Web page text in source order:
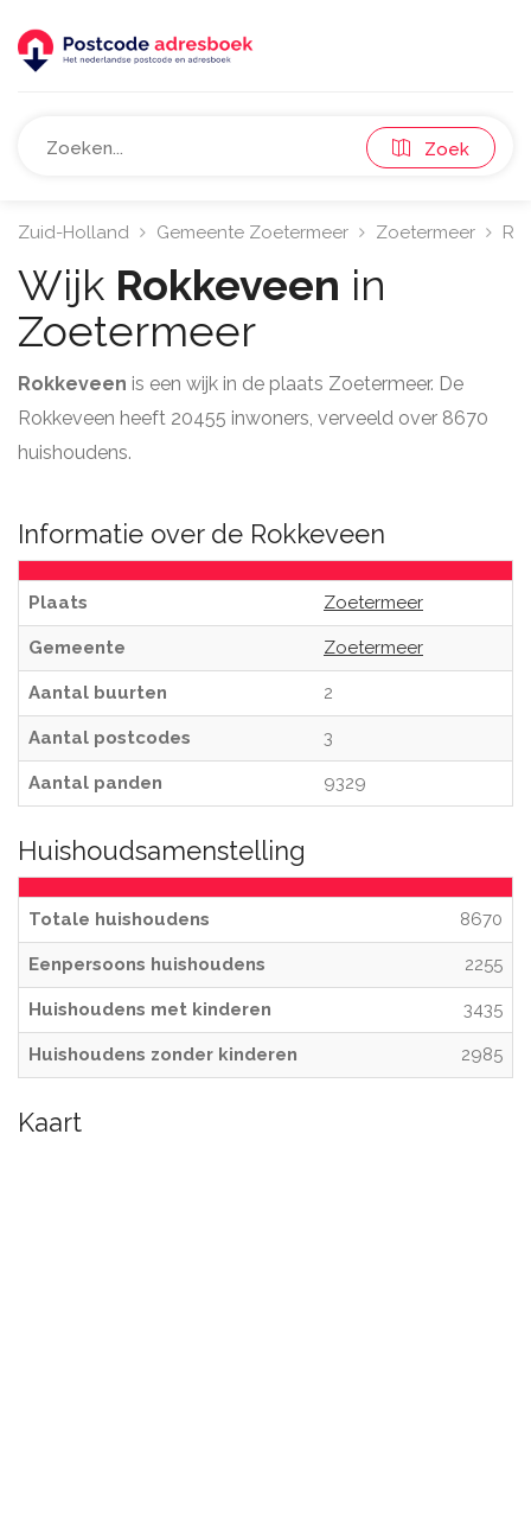
Zoek
Zuid-Holland Gemeente Zoetermeer Zoetermeer
Wijk Rokkeveen in
Zoetermeer
Rokkeveen is een wijk in de plaats Zoetermeer. De
Rokkeveen heeft 20455 inwoners, verveeld over 8670
huishoudens.
Informatie over de Rokkeveen
Plaats Zoetermeer
Gemeente Zoetermeer
Aantal buurten 2
Aantal postcodes 3
Aantal panden 9329
Huishoudsamenstelling
Totale huishoudens 8670
Eenpersoons huishoudens 2255
Huishoudens met kinderen 3435
Huishoudens zonder kinderen 2985
Kaart